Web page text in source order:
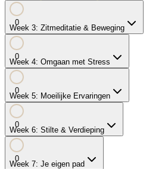
0
Week 3: Zitmeditatie & Beweging
0
Week 4: Omgaan met Stress
0
Week 5: Moeilijke Ervaringen
0
Week 6: Stilte & Verdieping
0
Week 7: Je eigen pad